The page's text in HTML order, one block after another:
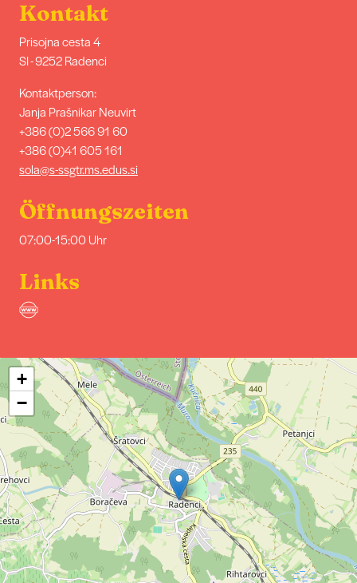
Kontakt
Prisojna cesta 4
SI - 9252 Radenci
Kontaktperson:
Janja Prašnikar Neuvirt
+386 (0)2 566 91 60
+386 (0)41 605 161
sola@s-ssgtr.ms.edus.si
Öffnungszeiten
07:00-15:00 Uhr
Links
+
−